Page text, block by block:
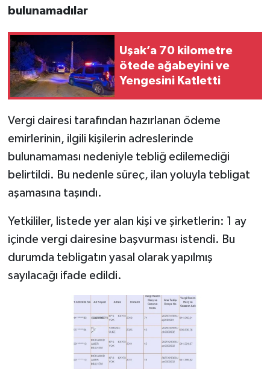
bulunamadılar
Uşak’a 70 kilometre
ötede ağabeyini ve
Yengesini Katletti
Vergi dairesi tarafından hazırlanan ödeme
emirlerinin, ilgili kişilerin adreslerinde
bulunamaması nedeniyle tebliğ edilemediği
belirtildi. Bu nedenle süreç, ilan yoluyla tebligat
aşamasına taşındı.
Yetkililer, listede yer alan kişi ve şirketlerin: 1 ay
içinde vergi dairesine başvurması istendi. Bu
durumda tebligatın yasal olarak yapılmış
sayılacağı ifade edildi.